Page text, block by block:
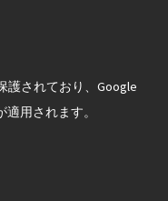
護されており、Google
適用されます。